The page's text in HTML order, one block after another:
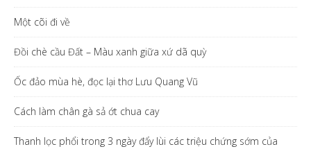
Một cõi đi về
Đồi chè cầu Đất – Màu xanh giữa xứ dã quỳ
Ốc đảo mùa hè, đọc lại thơ Lưu Quang Vũ
Cách làm chân gà sả ớt chua cay
Thanh lọc phổi trong 3 ngày đẩy lùi các triệu chứng sớm của